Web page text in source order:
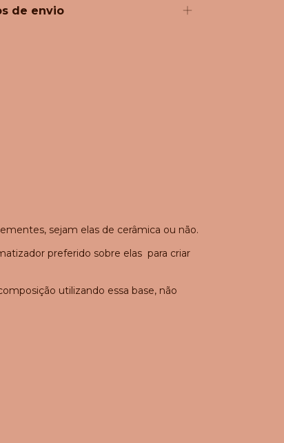
de envio
sejam elas de cerâmica ou não.
preferido sobre elas para criar
utilizando essa base, não